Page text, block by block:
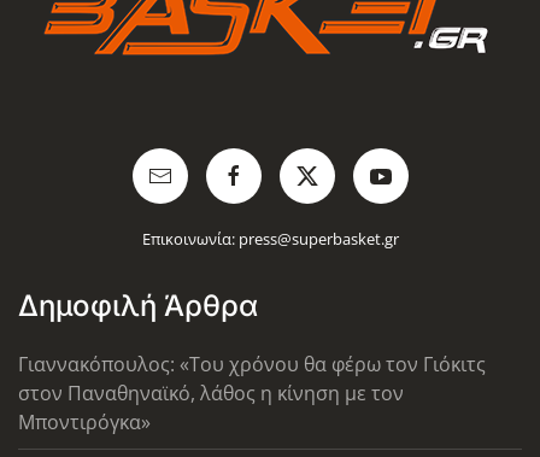
Επικοινωνία: press@superbasket.gr
Δημοφιλή Άρθρα
Γιαννακόπουλος: «Του χρόνου θα φέρω τον Γιόκιτς
στον Παναθηναϊκό, λάθος η κίνηση με τον
Μποντιρόγκα»